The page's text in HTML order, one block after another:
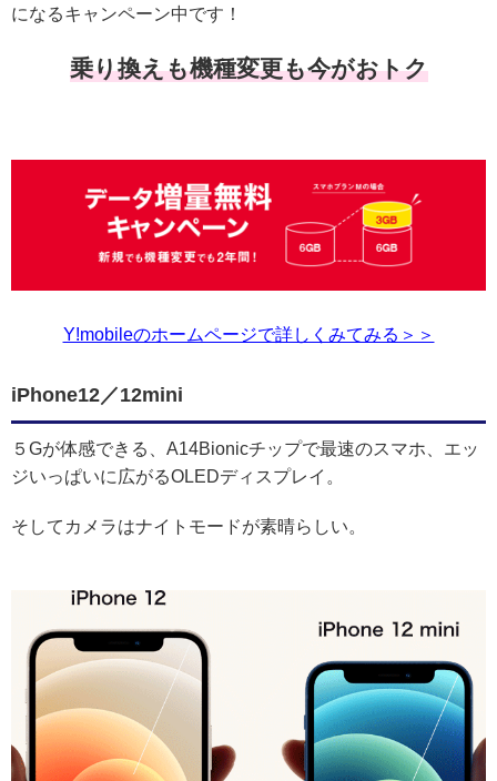
になるキャンペーン中です！
乗り換えも機種変更も今がおトク
Y!mobileのホームページで詳しくみてみる＞＞
iPhone12／12mini
５Gが体感できる、A14Bionicチップで最速のスマホ、エッ
ジいっぱいに広がるOLEDディスプレイ。
そしてカメラはナイトモードが素晴らしい。